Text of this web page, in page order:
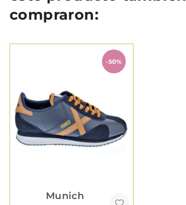
compraron:
-50%
Munich